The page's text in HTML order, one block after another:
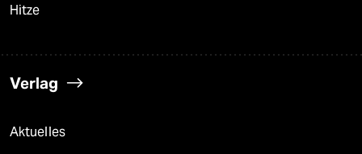
Hitze
Verlag
Aktuelles